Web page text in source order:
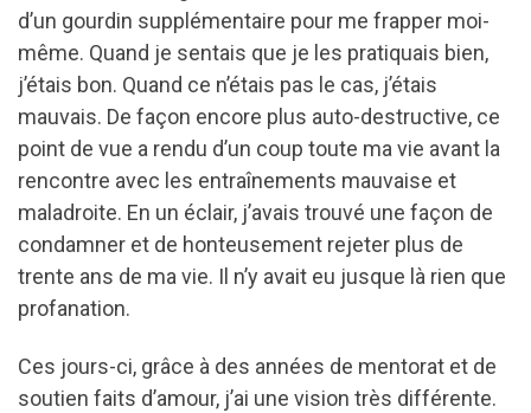
d’un gourdin supplémentaire pour me frapper moi-
même. Quand je sentais que je les pratiquais bien,
j’étais bon. Quand ce n’étais pas le cas, j’étais
mauvais. De façon encore plus auto-destructive, ce
point de vue a rendu d’un coup toute ma vie avant la
rencontre avec les entraînements mauvaise et
maladroite. En un éclair, j’avais trouvé une façon de
condamner et de honteusement rejeter plus de
trente ans de ma vie. Il n’y avait eu jusque là rien que
profanation.
Ces jours-ci, grâce à des années de mentorat et de
soutien faits d’amour, j’ai une vision très différente.